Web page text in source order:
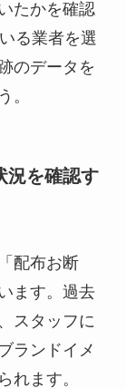
たかを確認
る業者を選
のデータを
。
況を確認す
配布お断
ます。過去
スタッフに
ランドイメ
れます。